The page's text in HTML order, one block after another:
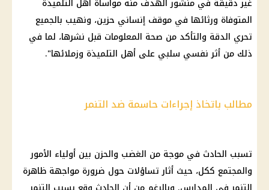
المتوفاة ورثائها في موقف إنساني حزين، ونهيب بالجميع
تحري الدقة والتأكد من صحة المعلومات قبل نشرها، لما في
ذلك من أثر نفسي سلبي على أهل التلميذة وزملائها".
مطالب باتخاذ إجراءات حاسمة ضد التنمر
تسبب الحادث في موجة من الغضب والحزن بين أولياء الأمور
والمجتمع ككل، حيث أثار تساؤلات حول ضرورة مواجهة ظاهرة